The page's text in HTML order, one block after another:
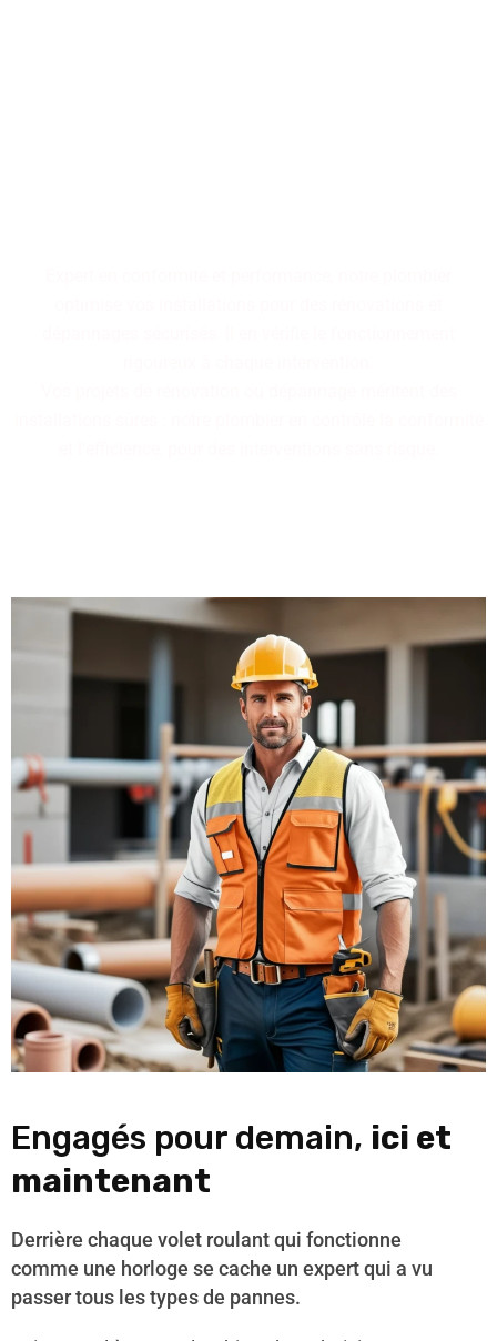
Engagés pour demain, ici et
maintenant
Derrière chaque volet roulant qui fonctionne
comme une horloge se cache un expert qui a vu
passer tous les types de pannes.